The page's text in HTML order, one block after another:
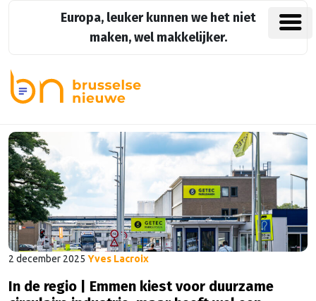
Europa, leuker kunnen we het niet
maken, wel makkelijker.
2 december 2025 Yves Lacroix
In de regio | Emmen kiest voor duurzame